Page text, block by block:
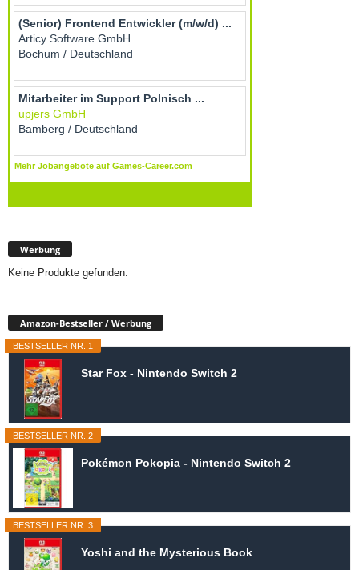
Werbung
Keine Produkte gefunden.
Amazon-Bestseller / Werbung
BESTSELLER NR. 1
Star Fox - Nintendo Switch 2
BESTSELLER NR. 2
Pokémon Pokopia - Nintendo Switch 2
BESTSELLER NR. 3
Yoshi and the Mysterious Book